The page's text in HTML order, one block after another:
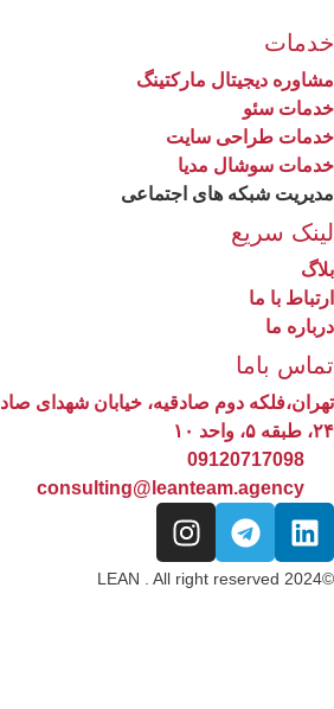
خدمات
مشاوره دیجیتال مارکتینگ
خدمات سئو
خدمات طراحی سایت
خدمات سوشال مدیا
مدیریت شبکه های اجتماعی
لینک سریع
بلاگ
ارتباط با ما
درباره ما
تماس باما
تهران،فلکه دوم صادقیه، خیابان شهدای
۲۴، طبقه ۵، واحد ۱۰
09120717098
consulting@leanteam.agency
©2024 LEAN . All right reserved